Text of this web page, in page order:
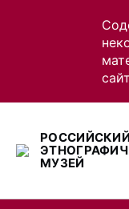
РОССИЙСКИЙ
МУЗЕЙ